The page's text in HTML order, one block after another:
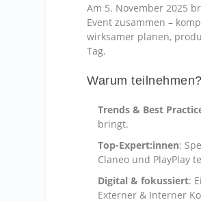
Am 5. November 2025
Event zusammen –
wirksamer planen,
Tag.
Warum teilnehmen?
Trends & Best
bringt.
Top-Expert:innen:
Claneo und PlayPlay
Digital & fokussiert:
Externer & Interner